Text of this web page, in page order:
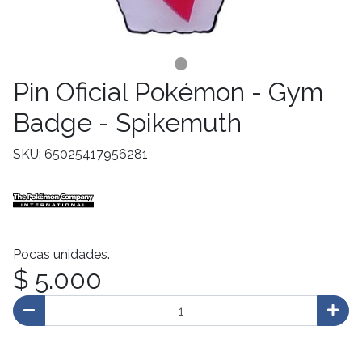
Pin Oficial Pokémon - Gym
Badge - Spikemuth
SKU: 65025417956281
Pocas unidades.
$ 5.000